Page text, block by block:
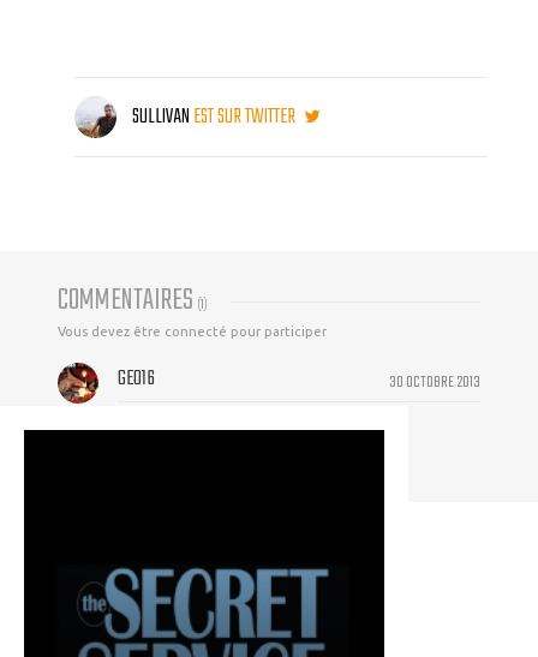
SULLIVANEST SUR TWITTER
COMMENTAIRES (1)
Vous devez être connecté pour participer
30 OCTOBRE 2013
GEO16